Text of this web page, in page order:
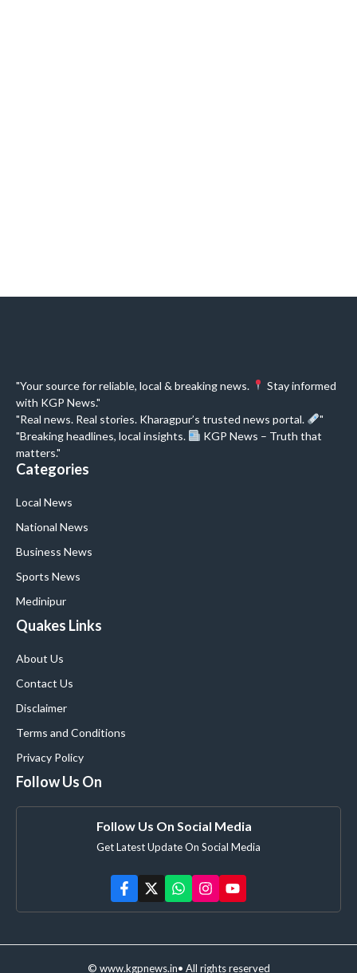
"Your source for reliable, local & breaking news.
Stay informed
with KGP News."
"Real news. Real stories. Kharagpur’s trusted news portal.
"
"Breaking headlines, local insights.
KGP News – Truth that
matters."
Categories
Local News
National News
Business News
Sports News
Medinipur
Quakes Links
About Us
Contact Us
Disclaimer
Terms and Conditions
Privacy Policy
Follow Us On
Follow Us On Social Media
Get Latest Update On Social Media
© www.kgpnews.in• All rights reserved